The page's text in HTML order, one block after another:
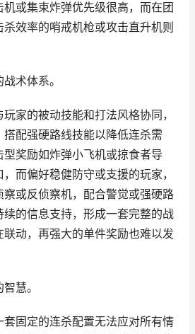
或集束炸弹优先级很高，而在团
效率的哨戒机枪或攻击直升机则
术体系。
家的被动技能和打法风格协同，
配强硬路线技能以降低连杀需
奖励如炸弹小飞机或掠食者导
而偏好稳健防守或支援的玩家，
或反侦察机，配合警觉或强硬路
的信息支持，形成一套完整的战
动，再强大的单件奖励也难以发
慧。
固定的连杀配置无法应对所有情